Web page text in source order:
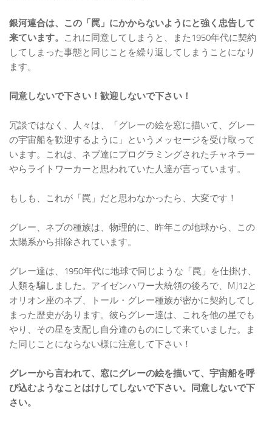
銀河連合は、この「罠」にかからないようにと強く忠告して
来ています。
これに同意してしまうと、また1950年代に契約
してしまった事態と同じことを繰り返してしまうことになり
ます。
同意しないで下さい！歓迎しないで下さい！
冗談ではなく、人々は、「グレーの絵を窓に描いて、グレー
の宇宙船を歓迎するように」というメッセージを受け取って
います。これは、ネブ達にプログラミングされたチャネラー
やらライトワーカーと思われていた人達が言っています。
もしも、これが「罠」だと思わなかったら、大変です！
グレー、ネブの種族は、物理的に、昨年この地球から、この
太陽系から排除されています。
グレー達は、1950年代に地球で同じような「罠」を仕掛け、
人類を騙しました。アイゼンハワー大統領の後ろで、MJ12と
オリオン座のネブ、トール・グレー種族が密かに契約してし
まった歴史があります。彼らグレー達は、これを他の星でも
やり、その星を支配し自分達のものにして来ていました。ま
た同じことにならない様に注意して下さい！
グレーから言われて、窓にグレーの絵を描いて、宇宙船を呼
び込むようなことはけしてしないで下さい。同意しないで下
さい。